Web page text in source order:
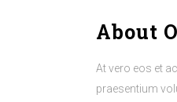
About
At vero eos et
praesentium